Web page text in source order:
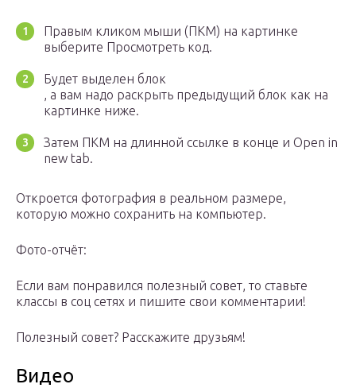
Правым кликом мыши (ПКМ) на картинке
выберите Просмотреть код.
Будет выделен блок
, а вам надо раскрыть предыдущий блок как на
картинке ниже.
Затем ПКМ на длинной ссылке в конце и Open in
new tab.
Откроется фотография в реальном размере,
которую можно сохранить на компьютер.
Фото-отчёт:
Если вам понравился полезный совет, то ставьте
классы в соц сетях и пишите свои комментарии!
Полезный совет? Расскажите друзьям!
Видео